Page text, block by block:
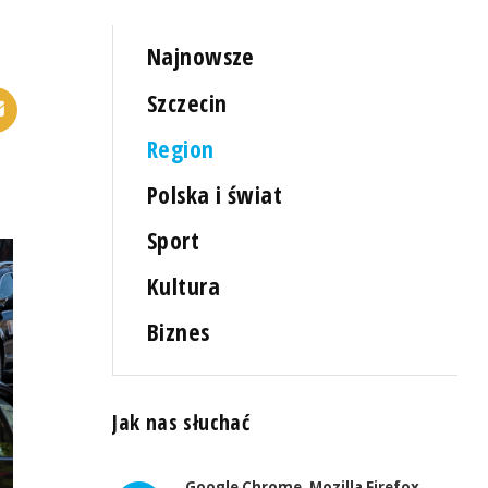
Najnowsze
Szczecin
Region
Polska i świat
Sport
Kultura
Biznes
Jak nas słuchać